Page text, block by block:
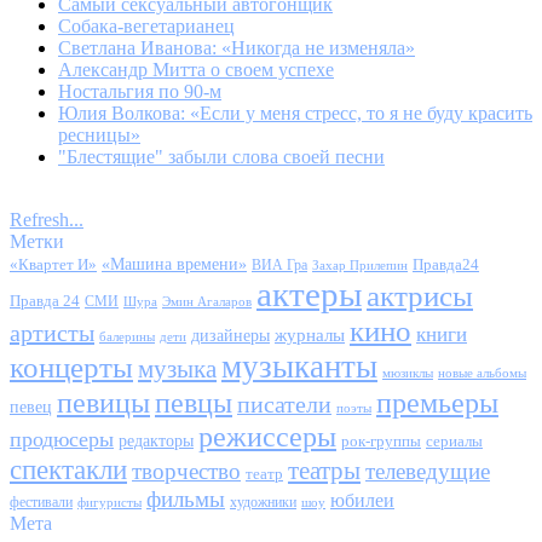
Собака-вегетарианец
Светлана Иванова: «Никогда не изменяла»
Александр Митта о своем успехе
Ностальгия по 90-м
Юлия Волкова: «Если у меня стресс, то я не буду красить
ресницы»
"Блестящие" забыли слова своей песни
Refresh...
Метки
«Квартет И» «Машина времени» ВИА Гра Захар Прилепин Правда24
Правда 24 СМИ Шура Эмин Агаларов актерыактрисы
артисты балерины дети дизайнеры журналы кино книги
концерты музыка музыканты мюзиклы новые альбомы
певец певицыпевцыписатели поэты премьеры
продюсеры редакторы режиссеры рок-группы сериалы
спектаклитворчество театр театрытелеведущие
фестивали фигуристы фильмы художники шоу юбилеи
Мета